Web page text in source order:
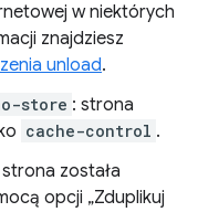
w niektórych
znajdziesz
unload.
store : strona
cache-control .
strona została
opcji „Zduplikuj